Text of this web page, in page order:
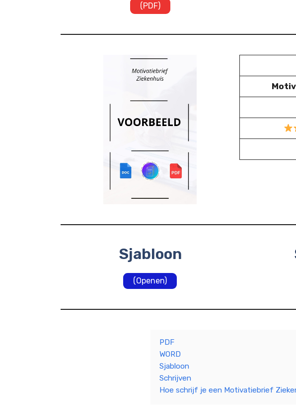
(PDF)
Sjabloon
(Openen)
PDF
WORD
Sjabloon
Schrijven
Hoe schrijf je een Motivatiebrief